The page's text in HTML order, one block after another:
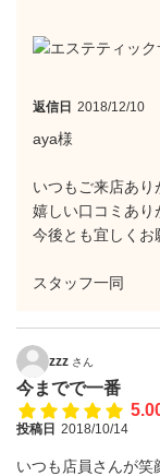
返信日 2018/12/10
aya様
いつもご来店あり
嬉しい口コミあり
今後とも宜しくお
スタッフ一同
zzz さん
今までで一番
投稿日 2018/10/14
いつも店員さんが笑